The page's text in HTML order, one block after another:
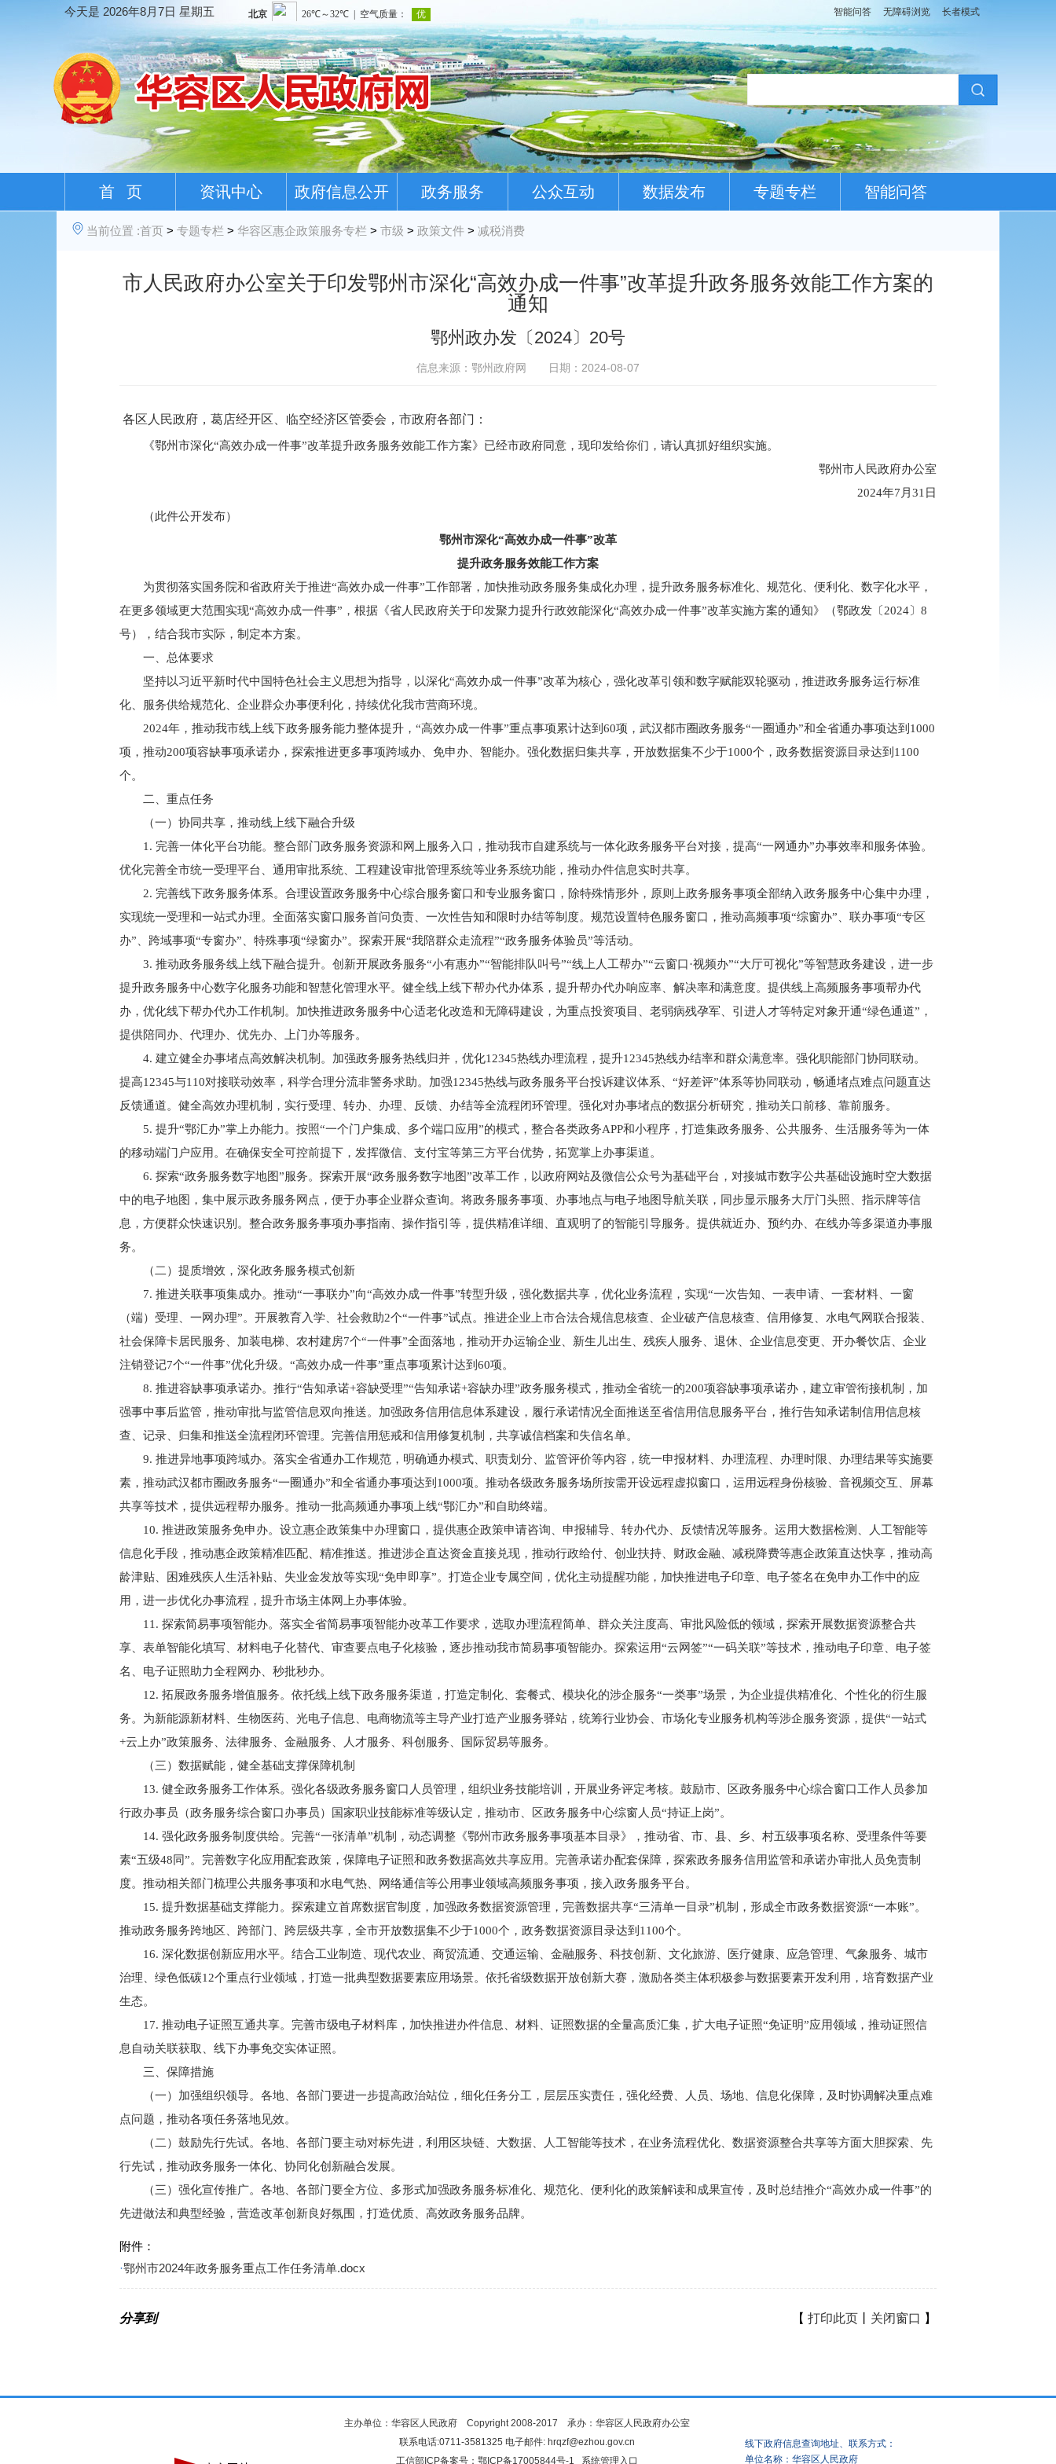
1
今天是 2026年8月7日 星期五 智能问答 无障碍浏览 长者模式
首 页 资讯中心 政府信息公开 政务服务 公众互动 数据发布 专题专栏 智能问答
当前位置 :首页 > 专题专栏 > 华容区惠企政策服务专栏 > 市级 > 政策文件 > 减税消费
市人民政府办公室关于印发鄂州市深化“高效办成一件事”改革提升政务服务效能工作方案的
通知
鄂州政办发〔2024〕20号
信息来源：鄂州政府网 日期：2024-08-07
各区人民政府，葛店经开区、临空经济区管委会，市政府各部门：
《鄂州市深化“高效办成一件事”改革提升政务服务效能工作方案》已经市政府同意，现印发给你们，请认真抓好组织实施。
鄂州市人民政府办公室
2024年7月31日
（此件公开发布）
鄂州市深化“高效办成一件事”改革
提升政务服务效能工作方案
为贯彻落实国务院和省政府关于推进“高效办成一件事”工作部署，加快推动政务服务集成化办理，提升政务服务标准化、规范化、便利化、数字化水平，
在更多领域更大范围实现“高效办成一件事”，根据《省人民政府关于印发聚力提升行政效能深化“高效办成一件事”改革实施方案的通知》（鄂政发〔2024〕8
号），结合我市实际，制定本方案。
一、总体要求
坚持以习近平新时代中国特色社会主义思想为指导，以深化“高效办成一件事”改革为核心，强化改革引领和数字赋能双轮驱动，推进政务服务运行标准
化、服务供给规范化、企业群众办事便利化，持续优化我市营商环境。
2024年，推动我市线上线下政务服务能力整体提升，“高效办成一件事”重点事项累计达到60项，武汉都市圈政务服务“一圈通办”和全省通办事项达到1000
项，推动200项容缺事项承诺办，探索推进更多事项跨域办、免申办、智能办。强化数据归集共享，开放数据集不少于1000个，政务数据资源目录达到1100
个。
二、重点任务
（一）协同共享，推动线上线下融合升级
1. 完善一体化平台功能。整合部门政务服务资源和网上服务入口，推动我市自建系统与一体化政务服务平台对接，提高“一网通办”办事效率和服务体验。
优化完善全市统一受理平台、通用审批系统、工程建设审批管理系统等业务系统功能，推动办件信息实时共享。
2. 完善线下政务服务体系。合理设置政务服务中心综合服务窗口和专业服务窗口，除特殊情形外，原则上政务服务事项全部纳入政务服务中心集中办理，
实现统一受理和一站式办理。全面落实窗口服务首问负责、一次性告知和限时办结等制度。规范设置特色服务窗口，推动高频事项“综窗办”、联办事项“专区
办”、跨域事项“专窗办”、特殊事项“绿窗办”。探索开展“我陪群众走流程”“政务服务体验员”等活动。
3. 推动政务服务线上线下融合提升。创新开展政务服务“小有惠办”“智能排队叫号”“线上人工帮办”“云窗口·视频办”“大厅可视化”等智慧政务建设，进一步
提升政务服务中心数字化服务功能和智慧化管理水平。健全线上线下帮办代办体系，提升帮办代办响应率、解决率和满意度。提供线上高频服务事项帮办代
办，优化线下帮办代办工作机制。加快推进政务服务中心适老化改造和无障碍建设，为重点投资项目、老弱病残孕军、引进人才等特定对象开通“绿色通道”，
提供陪同办、代理办、优先办、上门办等服务。
4. 建立健全办事堵点高效解决机制。加强政务服务热线归并，优化12345热线办理流程，提升12345热线办结率和群众满意率。强化职能部门协同联动。
提高12345与110对接联动效率，科学合理分流非警务求助。加强12345热线与政务服务平台投诉建议体系、“好差评”体系等协同联动，畅通堵点难点问题直达
反馈通道。健全高效办理机制，实行受理、转办、办理、反馈、办结等全流程闭环管理。强化对办事堵点的数据分析研究，推动关口前移、靠前服务。
5. 提升“鄂汇办”掌上办能力。按照“一个门户集成、多个端口应用”的模式，整合各类政务APP和小程序，打造集政务服务、公共服务、生活服务等为一体
的移动端门户应用。在确保安全可控前提下，发挥微信、支付宝等第三方平台优势，拓宽掌上办事渠道。
6. 探索“政务服务数字地图”服务。探索开展“政务服务数字地图”改革工作，以政府网站及微信公众号为基础平台，对接城市数字公共基础设施时空大数据
中的电子地图，集中展示政务服务网点，便于办事企业群众查询。将政务服务事项、办事地点与电子地图导航关联，同步显示服务大厅门头照、指示牌等信
息，方便群众快速识别。整合政务服务事项办事指南、操作指引等，提供精准详细、直观明了的智能引导服务。提供就近办、预约办、在线办等多渠道办事服
务。
（二）提质增效，深化政务服务模式创新
7. 推进关联事项集成办。推动“一事联办”向“高效办成一件事”转型升级，强化数据共享，优化业务流程，实现“一次告知、一表申请、一套材料、一窗
（端）受理、一网办理”。开展教育入学、社会救助2个“一件事”试点。推进企业上市合法合规信息核查、企业破产信息核查、信用修复、水电气网联合报装、
社会保障卡居民服务、加装电梯、农村建房7个“一件事”全面落地，推动开办运输企业、新生儿出生、残疾人服务、退休、企业信息变更、开办餐饮店、企业
注销登记7个“一件事”优化升级。“高效办成一件事”重点事项累计达到60项。
8. 推进容缺事项承诺办。推行“告知承诺+容缺受理”“告知承诺+容缺办理”政务服务模式，推动全省统一的200项容缺事项承诺办，建立审管衔接机制，加
强事中事后监管，推动审批与监管信息双向推送。加强政务信用信息体系建设，履行承诺情况全面推送至省信用信息服务平台，推行告知承诺制信用信息核
查、记录、归集和推送全流程闭环管理。完善信用惩戒和信用修复机制，共享诚信档案和失信名单。
9. 推进异地事项跨域办。落实全省通办工作规范，明确通办模式、职责划分、监管评价等内容，统一申报材料、办理流程、办理时限、办理结果等实施要
素，推动武汉都市圈政务服务“一圈通办”和全省通办事项达到1000项。推动各级政务服务场所按需开设远程虚拟窗口，运用远程身份核验、音视频交互、屏幕
共享等技术，提供远程帮办服务。推动一批高频通办事项上线“鄂汇办”和自助终端。
10. 推进政策服务免申办。设立惠企政策集中办理窗口，提供惠企政策申请咨询、申报辅导、转办代办、反馈情况等服务。运用大数据检测、人工智能等
信息化手段，推动惠企政策精准匹配、精准推送。推进涉企直达资金直接兑现，推动行政给付、创业扶持、财政金融、减税降费等惠企政策直达快享，推动高
龄津贴、困难残疾人生活补贴、失业金发放等实现“免申即享”。打造企业专属空间，优化主动提醒功能，加快推进电子印章、电子签名在免申办工作中的应
用，进一步优化办事流程，提升市场主体网上办事体验。
11. 探索简易事项智能办。落实全省简易事项智能办改革工作要求，选取办理流程简单、群众关注度高、审批风险低的领域，探索开展数据资源整合共
享、表单智能化填写、材料电子化替代、审查要点电子化核验，逐步推动我市简易事项智能办。探索运用“云网签”“一码关联”等技术，推动电子印章、电子签
名、电子证照助力全程网办、秒批秒办。
12. 拓展政务服务增值服务。依托线上线下政务服务渠道，打造定制化、套餐式、模块化的涉企服务“一类事”场景，为企业提供精准化、个性化的衍生服
务。为新能源新材料、生物医药、光电子信息、电商物流等主导产业打造产业服务驿站，统筹行业协会、市场化专业服务机构等涉企服务资源，提供“一站式
+云上办”政策服务、法律服务、金融服务、人才服务、科创服务、国际贸易等服务。
（三）数据赋能，健全基础支撑保障机制
13. 健全政务服务工作体系。强化各级政务服务窗口人员管理，组织业务技能培训，开展业务评定考核。鼓励市、区政务服务中心综合窗口工作人员参加
行政办事员（政务服务综合窗口办事员）国家职业技能标准等级认定，推动市、区政务服务中心综窗人员“持证上岗”。
14. 强化政务服务制度供给。完善“一张清单”机制，动态调整《鄂州市政务服务事项基本目录》，推动省、市、县、乡、村五级事项名称、受理条件等要
素“五级48同”。完善数字化应用配套政策，保障电子证照和政务数据高效共享应用。完善承诺办配套保障，探索政务服务信用监管和承诺办审批人员免责制
度。推动相关部门梳理公共服务事项和水电气热、网络通信等公用事业领域高频服务事项，接入政务服务平台。
15. 提升数据基础支撑能力。探索建立首席数据官制度，加强政务数据资源管理，完善数据共享“三清单一目录”机制，形成全市政务数据资源“一本账”。
推动政务服务跨地区、跨部门、跨层级共享，全市开放数据集不少于1000个，政务数据资源目录达到1100个。
16. 深化数据创新应用水平。结合工业制造、现代农业、商贸流通、交通运输、金融服务、科技创新、文化旅游、医疗健康、应急管理、气象服务、城市
治理、绿色低碳12个重点行业领域，打造一批典型数据要素应用场景。依托省级数据开放创新大赛，激励各类主体积极参与数据要素开发利用，培育数据产业
生态。
17. 推动电子证照互通共享。完善市级电子材料库，加快推进办件信息、材料、证照数据的全量高质汇集，扩大电子证照“免证明”应用领域，推动证照信
息自动关联获取、线下办事免交实体证照。
三、保障措施
（一）加强组织领导。各地、各部门要进一步提高政治站位，细化任务分工，层层压实责任，强化经费、人员、场地、信息化保障，及时协调解决重点难
点问题，推动各项任务落地见效。
（二）鼓励先行先试。各地、各部门要主动对标先进，利用区块链、大数据、人工智能等技术，在业务流程优化、数据资源整合共享等方面大胆探索、先
行先试，推动政务服务一体化、协同化创新融合发展。
（三）强化宣传推广。各地、各部门要全方位、多形式加强政务服务标准化、规范化、便利化的政策解读和成果宣传，及时总结推介“高效办成一件事”的
先进做法和典型经验，营造改革创新良好氛围，打造优质、高效政务服务品牌。
附件：
·鄂州市2024年政务服务重点工作任务清单.docx
分享到 【 打印此页 关闭窗口 】
主办单位：华容区人民政府 Copyright 2008-2017 承办：华容区人民政府办公室
联系电话:0711-3581325 电子邮件: hrqzf@ezhou.gov.cn
工信部ICP备案号： 鄂ICP备17005844号-1 系统管理入口
线下政府信息查询地址、联系方式：
单位名称：华容区人民政府